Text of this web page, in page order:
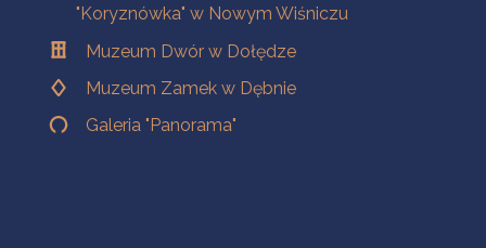
"Koryznówka" w Nowym Wiśniczu
Muzeum Dwór w Dołędze
Muzeum Zamek w Dębnie
Galeria "Panorama"